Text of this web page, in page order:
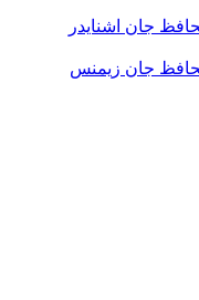
جان اشنایدر
جان زیمنس